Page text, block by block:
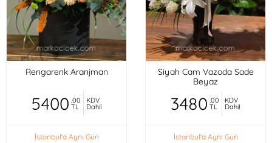
Rengarenk Aranjman
5400 ,00
TL
KDV
Dahil
İstanbul'a Aynı Gün
Siyah Cam Vazoda Sade
Beyaz
3480 ,00
TL
KDV
Dahil
İstanbul'a Aynı Gün